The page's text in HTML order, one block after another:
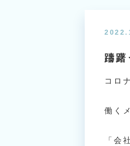
躊躇
コロ
働く
「会